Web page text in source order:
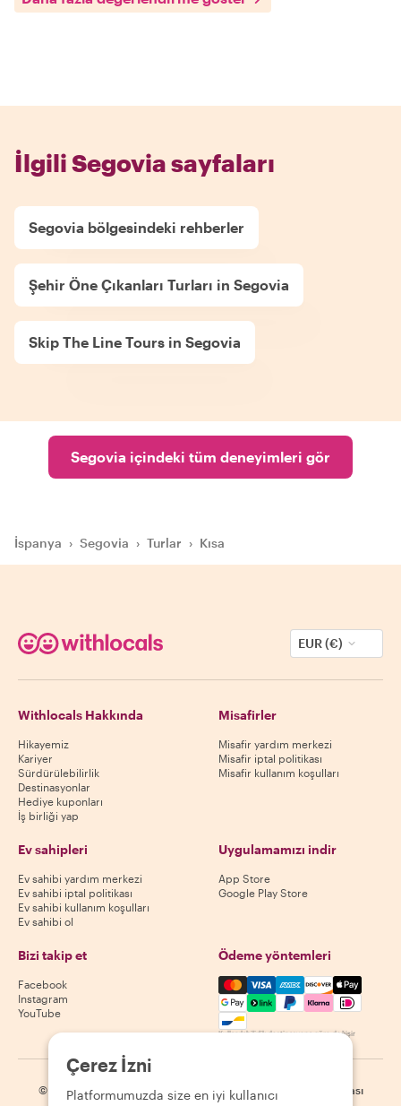
İlgili Segovia sayfaları
Segovia bölgesindeki rehberler
Şehir Öne Çıkanları Turları in Segovia
Skip The Line Tours in Segovia
Segovia içindeki tüm deneyimleri gör
İspanya › Segovia › Turlar › Kısa
EUR (€)
Withlocals Hakkında
Hikayemiz
Kariyer
Sürdürülebilirlik
Destinasyonlar
Hediye kuponları
İş birliği yap
Misafirler
Misafir yardım merkezi
Misafir iptal politikası
Misafir kullanım koşulları
Ev sahipleri
Ev sahibi yardım merkezi
Ev sahibi iptal politikası
Ev sahibi kullanım koşulları
Ev sahibi ol
Uygulamamızı indir
App Store
Google Play Store
Bizi takip et
Facebook
Instagram
YouTube
Ödeme yöntemleri
Mastercard, Visa, Amex,
Kullanılabilirlik destinasyona göre değişir
© 2026 Withlocals.com Gizlilik Politikası | Site haritası
Çerez İzni
Platformumuzda size en iyi kullanıcı